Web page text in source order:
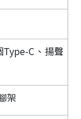
C、揚聲
架